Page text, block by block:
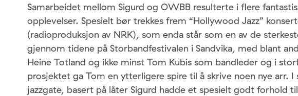
Samarbeidet mellom Sigurd og OWBB resulterte i flere
opplevelser. Spesielt bør trekkes frem “Hollywood Jazz”
(radioproduksjon av NRK), som enda står som en av de
gjennom tidene på Storbandfestivalen i Sandvika, med blant
Heine Totland og ikke minst Tom Kubis som bandleder og i
prosjektet ga Tom en ytterligere spire til å skrive noen nye arr.
jazzgate, basert på låter Sigurd hadde et spesielt godt forhold